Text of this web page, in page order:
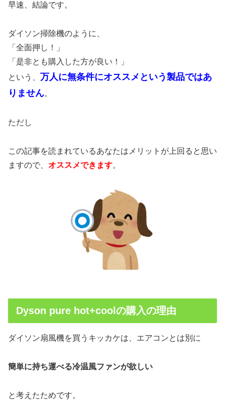
早速、結論です。
ダイソン掃除機のように、
「全面押し！」
「是非とも購入した方が良い！」
という、 万人に無条件にオススメという製品ではあ
りません。
ただし
この記事を読まれているあなたはメリットが上回ると思い
ますので、 オススメできます。
Dyson pure hot+coolの購入の理由
ダイソン扇風機を買うキッカケは、エアコンとは別に
簡単に持ち運べる冷温風ファンが欲しい
と考えたためです。